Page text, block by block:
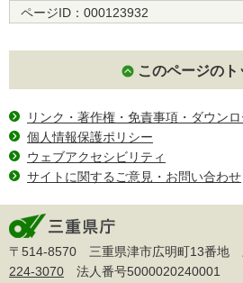
ページID： 000123932
このページのト
リンク・著作権・免責事項・ダウンロ
個人情報保護ポリシー
ウェブアクセシビリティ
サイトに関するご意見・お問い合わせ
〒514-8570 三重県津市広明町13番地
224-3070 法人番号5000020240001